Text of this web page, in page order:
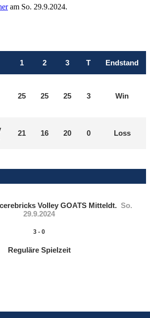
am So. 29.9.2024.
1 2 3 T Endstand
25 25 25 3 Win
21 16 20 0 Loss
cerebricks Volley GOATS Mitteldt. So.
29.9.2024
3 - 0
Reguläre Spielzeit